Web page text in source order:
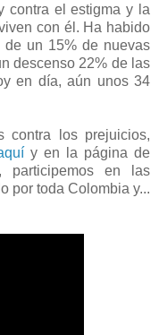
contra el estigma y la
con él. Ha habido
un 15% de nuevas
descenso 22% de las
en día, aún unos 34
contra los prejuicios,
y en la página de
participemos en las
por toda Colombia y...